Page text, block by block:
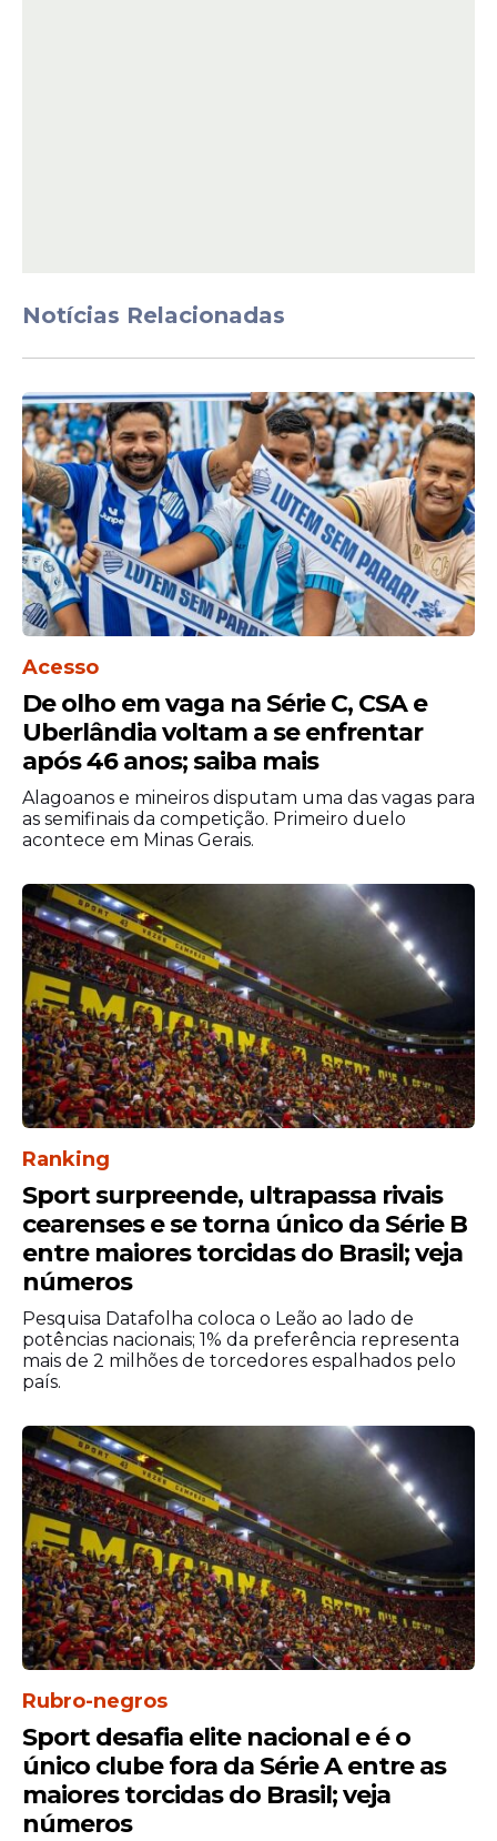
Notícias Relacionadas
Acesso
De olho em vaga na Série C, CSA e
Uberlândia voltam a se enfrentar
após 46 anos; saiba mais
Alagoanos e mineiros disputam uma das vagas para
as semifinais da competição. Primeiro duelo
acontece em Minas Gerais.
Ranking
Sport surpreende, ultrapassa rivais
cearenses e se torna único da Série B
entre maiores torcidas do Brasil; veja
números
Pesquisa Datafolha coloca o Leão ao lado de
potências nacionais; 1% da preferência representa
mais de 2 milhões de torcedores espalhados pelo
país.
Rubro-negros
Sport desafia elite nacional e é o
único clube fora da Série A entre as
maiores torcidas do Brasil; veja
números